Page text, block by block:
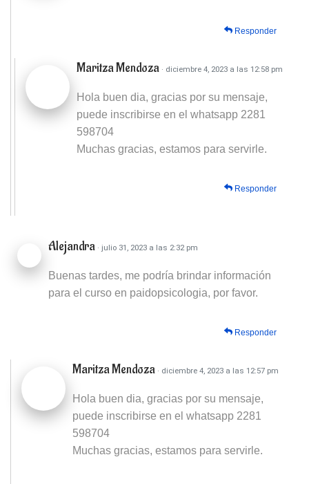
Responder
Maritza Mendoza · diciembre 4, 2023 a las 12:58 pm
Hola buen dia, gracias por su mensaje,
puede inscribirse en el whatsapp 2281
598704
Muchas gracias, estamos para servirle.
Responder
Alejandra · julio 31, 2023 a las 2:32 pm
Buenas tardes, me podría brindar información
para el curso en paidopsicologia, por favor.
Responder
Maritza Mendoza · diciembre 4, 2023 a las 12:57 pm
Hola buen dia, gracias por su mensaje,
puede inscribirse en el whatsapp 2281
598704
Muchas gracias, estamos para servirle.